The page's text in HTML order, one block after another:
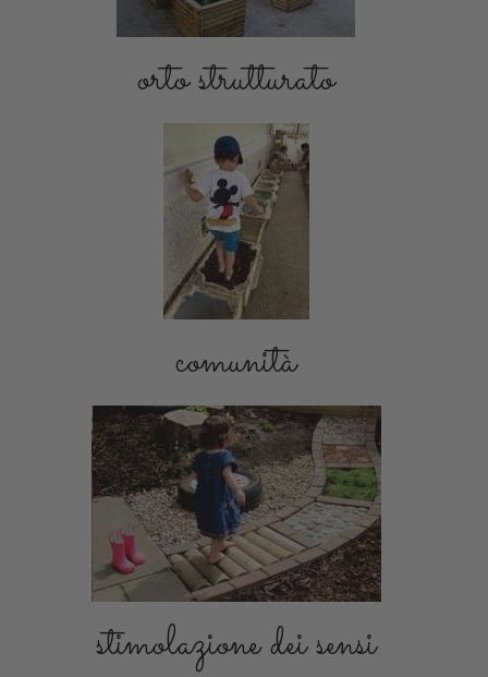
orto strutturato
comunità
stimolazione dei sensi